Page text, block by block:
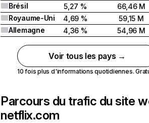
Brésil
5,27 %
66,46 M
Royaume-Uni
4,69 %
59,15 M
Allemagne
4,36 % 54,96 M
Voir tous les pays →
10 fois plus d'informations quotidiennes.
Parcours du trafic du site
netflix.com